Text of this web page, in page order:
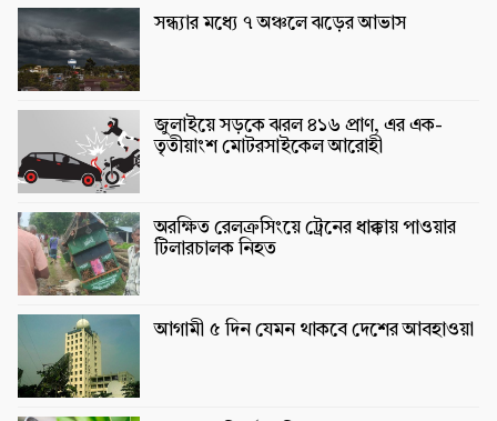
সন্ধ্যার মধ্যে ৭ অঞ্চলে ঝড়ের আভাস
জুলাইয়ে সড়কে ঝরল ৪১৬ প্রাণ, এর এক-
তৃতীয়াংশ মোটরসাইকেল আরোহী
অরক্ষিত রেলক্রসিংয়ে ট্রেনের ধাক্কায় পাওয়ার
টিলারচালক নিহত
আগামী ৫ দিন যেমন থাকবে দেশের আবহাওয়া